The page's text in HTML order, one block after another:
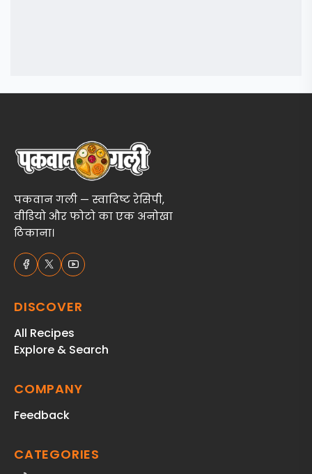
पकवान गली — स्वादिष्ट रेसिपी,
वीडियो और फोटो का एक अनोखा
ठिकाना।
DISCOVER
All Recipes
Explore & Search
COMPANY
Feedback
CATEGORIES